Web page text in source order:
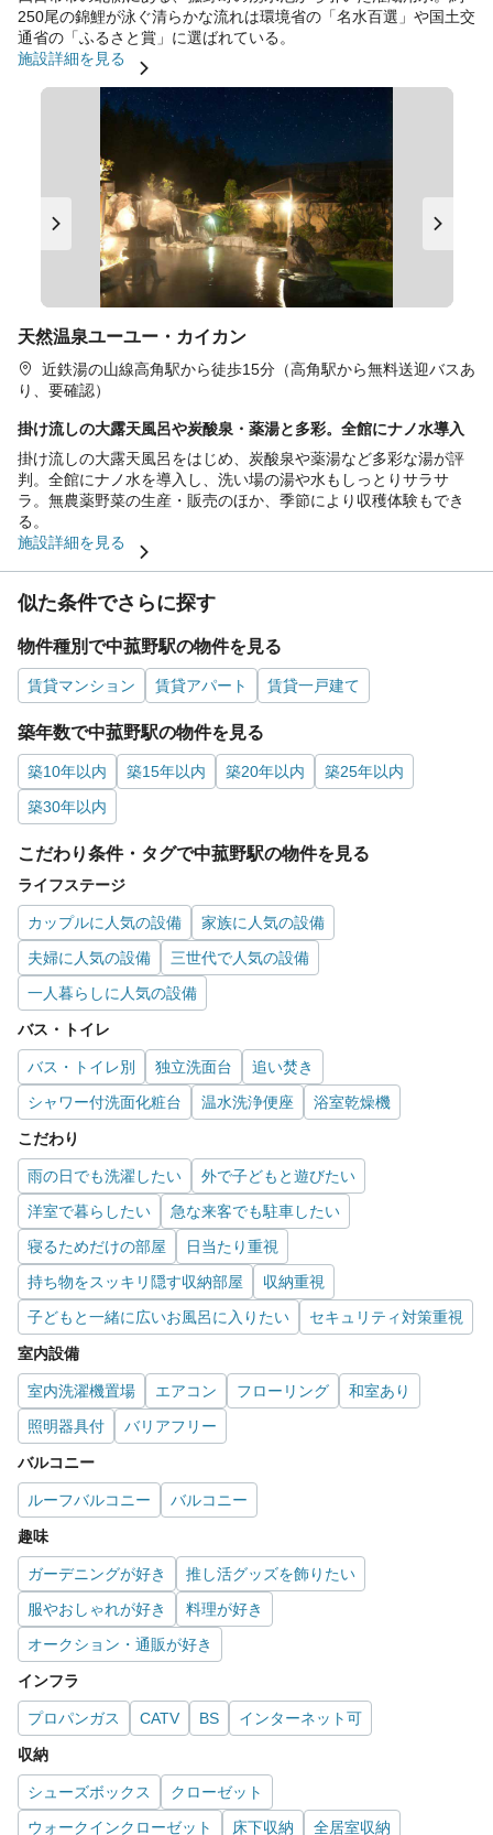
250尾の錦鯉が泳ぐ清らかな流れは環境省の「名水百選」や国土交
通省の「ふるさと賞」に選ばれている。
施設詳細を見る
天然温泉ユーユー・カイカン
近鉄湯の山線高角駅から徒歩15分（高角駅から無料送迎バスあ
り、要確認）
掛け流しの大露天風呂や炭酸泉・薬湯と多彩。全館にナノ水導入
掛け流しの大露天風呂をはじめ、炭酸泉や薬湯など多彩な湯が評
判。全館にナノ水を導入し、洗い場の湯や水もしっとりサラサ
ラ。無農薬野菜の生産・販売のほか、季節により収穫体験もでき
る。
施設詳細を見る
似た条件でさらに探す
物件種別で中菰野駅の物件を見る
賃貸マンション 賃貸アパート 賃貸一戸建て
築年数で中菰野駅の物件を見る
築10年以内 築15年以内 築20年以内
築25年以内
築30年以内
こだわり条件・タグで中菰野駅の物件を見る
ライフステージ
カップルに人気の設備
家族に人気の設備
夫婦に人気の設備
三世代で人気の設備
一人暮らしに人気の設備
バス・トイレ
バス・トイレ別 独立洗面台
追い焚き
シャワー付洗面化粧台
温水洗浄便座 浴室乾燥機
こだわり
雨の日でも洗濯したい
外で子どもと遊びたい
洋室で暮らしたい
急な来客でも駐車したい
寝るためだけの部屋
日当たり重視
持ち物をスッキリ隠す収納部屋
収納重視
子どもと一緒に広いお風呂に入りたい
セキュリティ対策重視
室内設備
室内洗濯機置場 エアコン フローリング
和室あり
照明器具付
バリアフリー
バルコニー
ルーフバルコニー バルコニー
趣味
ガーデニングが好き
推し活グッズを飾りたい
服やおしゃれが好き
料理が好き
オークション・通販が好き
インフラ
プロパンガス CATV BS インターネット可
収納
シューズボックス
クローゼット
ウォークインクローゼット
床下収納 全居室収納